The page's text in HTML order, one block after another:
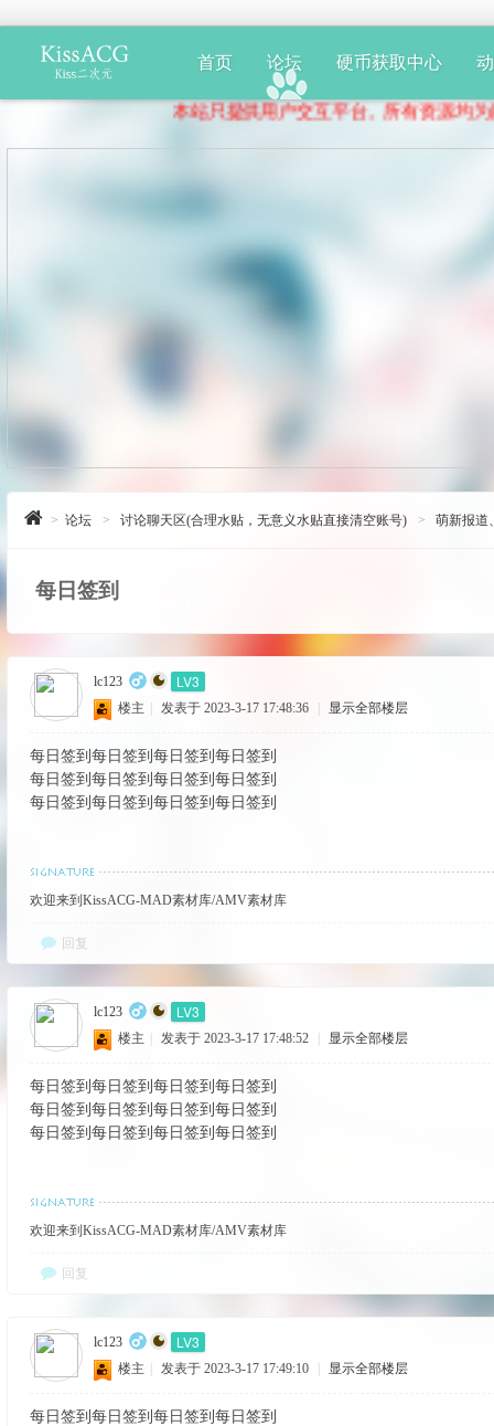
首页 论坛 硬币获取中心
本站只提供用户交互平台。所有资源均为网友
> 论坛 > 讨论聊天区(合理水贴，无意义水贴直接清空账号) > 萌新报道
每日签到
lc123 LV3
楼主 发表于 2023-3-17 17:48:36 显示全部楼层
每日签到每日签到每日签到每日签到
每日签到每日签到每日签到每日签到
每日签到每日签到每日签到每日签到
欢迎来到KissACG-MAD素材库/AMV素材库
回复
lc123 LV3
楼主 发表于 2023-3-17 17:48:52 显示全部楼层
每日签到每日签到每日签到每日签到
每日签到每日签到每日签到每日签到
每日签到每日签到每日签到每日签到
欢迎来到KissACG-MAD素材库/AMV素材库
回复
lc123 LV3
楼主 发表于 2023-3-17 17:49:10 显示全部楼层
每日签到每日签到每日签到每日签到